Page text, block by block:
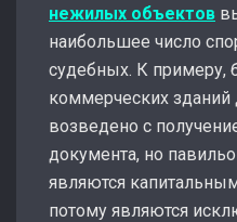
нежилых объектов
наибольшее число
судебных. К примеру,
коммерческих
возведено с
документа, но
являются
потому являются